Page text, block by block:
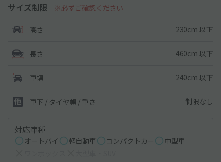
サイズ制限 ※必ずご確認ください
高さ 230cm 以下
長さ 460cm 以下
車幅 240cm 以下
車下 / タイヤ幅 / 重さ 制限なし
対応車種
オートバイ 軽自動車 コンパクトカー
中型車